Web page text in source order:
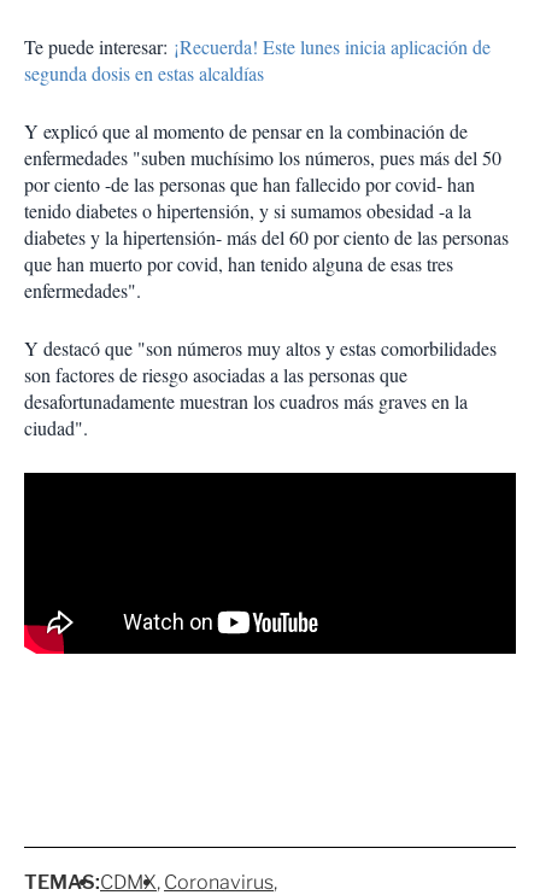
Te puede interesar: ¡Recuerda! Este lunes inicia aplicación de
segunda dosis en estas alcaldías
Y explicó que al momento de pensar en la combinación de
enfermedades "suben muchísimo los números, pues más del 50
por ciento -de las personas que han fallecido por covid- han
tenido diabetes o hipertensión, y si sumamos obesidad -a la
diabetes y la hipertensión- más del 60 por ciento de las personas
que han muerto por covid, han tenido alguna de esas tres
enfermedades".
Y destacó que "son números muy altos y estas comorbilidades
son factores de riesgo asociadas a las personas que
desafortunadamente muestran los cuadros más graves en la
ciudad".
TEMAS:CDMX Coronavirus